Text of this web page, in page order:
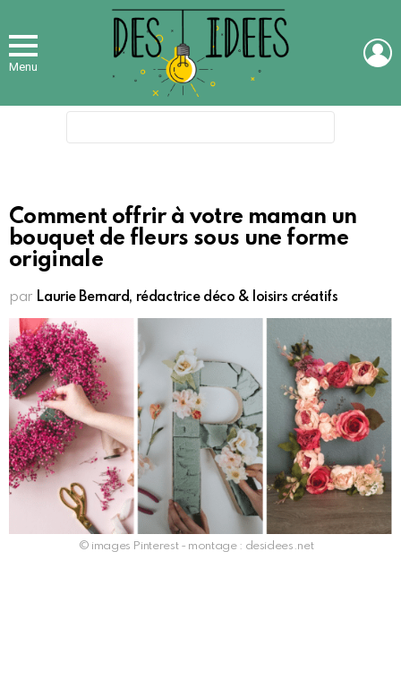
Menu
Comment offrir à votre maman un
bouquet de fleurs sous une forme
originale
par Laurie Bernard, rédactrice déco & loisirs créatifs
© images Pinterest - montage : desidees.net